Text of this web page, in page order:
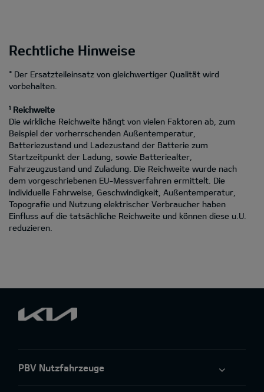
Rechtliche Hinweise
* Der Ersatzteileinsatz von gleichwertiger Qualität wird
vorbehalten.
¹ Reichweite
Die wirkliche Reichweite hängt von vielen Faktoren ab, zum
Beispiel der vorherrschenden Außentemperatur,
Batteriezustand und Ladezustand der Batterie zum
Startzeitpunkt der Ladung, sowie Batteriealter,
Fahrzeugzustand und Zuladung. Die Reichweite wurde nach
dem vorgeschriebenen EU-Messverfahren ermittelt. Die
individuelle Fahrweise, Geschwindigkeit, Außentemperatur,
Topografie und Nutzung elektrischer Verbraucher haben
Einfluss auf die tatsächliche Reichweite und können diese u.U.
reduzieren.
PBV Nutzfahrzeuge